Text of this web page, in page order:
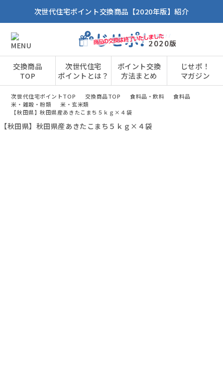
次世代住宅ポイント交換商品【2020年版】紹介
交換商品
TOP
次世代住宅
ポイントとは？
ポイント交換
方法まとめ
じせポ！
マガジン
次世代住宅ポイントTOP 交換商品TOP 食料品・飲料
食料品
米・雑穀・粉類
米・玄米類
【秋田県】秋田県産あきたこまち５ｋｇ×４袋
【秋田県】秋田県産あきたこまち５ｋｇ×４袋